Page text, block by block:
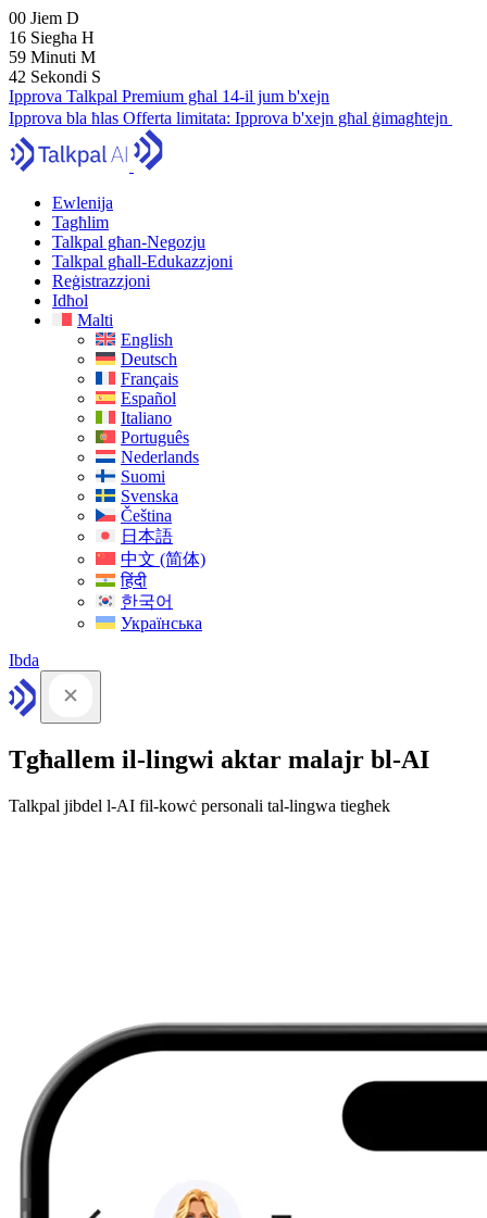
00 Jiem D
16 Siegħa H
59 Minuti M
41 Sekondi S
Ipprova Talkpal Premium għal 14-il jum b'xejn
Ipprova bla ħlas Offerta limitata: Ipprova b'xejn għal ġimagħtejn
Ewlenija
Tagħlim
Talkpal għan-Negozju
Talkpal għall-Edukazzjoni
Reġistrazzjoni
Idħol
Malti
English
Deutsch
Français
Español
Italiano
Português
Nederlands
Suomi
Svenska
Čeština
日本語
中文 (简体)
हिंदी
한국어
Українська
Ibda
Tgħallem il-lingwi aktar malajr bl-AI
Talkpal jibdel l-AI fil-kowċ personali tal-lingwa tiegħek